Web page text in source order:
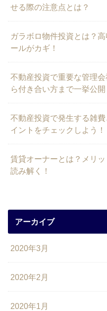
せる際の注意点とは？
ガラボロ物件投資とは？
ールがカギ！
不動産投資で重要な管理
ら付き合い方まで一挙公開
不動産投資で発生する雑
イントをチェックしよう！
賃貸オーナーとは？メリ
読み解く！
アーカイブ
2020年3月
2020年2月
2020年1月